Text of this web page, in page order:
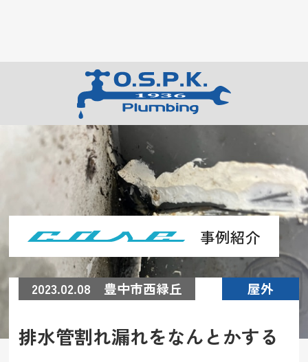
事例紹介
2023.02.08 豊中市西緑丘 屋外
排水管割れ漏れをなんとかする